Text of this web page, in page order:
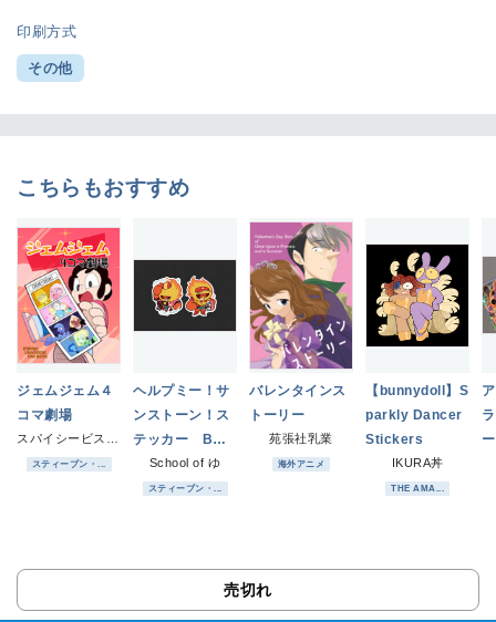
印刷方式
その他
こちらもおすすめ
ジェムジェム４
コマ劇場
スティーブン・...
ヘルプミー！サ
ンストーン！ス
テッカー Bセ
ットSchool of ゆ
スティーブン・...
バレンタインス
トーリー
苑張社乳業
海外アニメ
【bunnydoll】S
parkly Dancer
Stickers
IKURA丼
THE AMA...
売切れ